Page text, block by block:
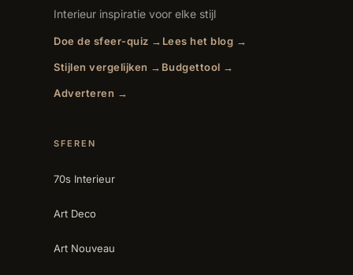
Interieur inspiratie voor elke stijl
Doe de sfeer-quiz → Lees het blog →
Stijlen vergelijken → Budgettool →
Adverteren →
SFEREN
70s Interieur
Art Deco
Art Nouveau